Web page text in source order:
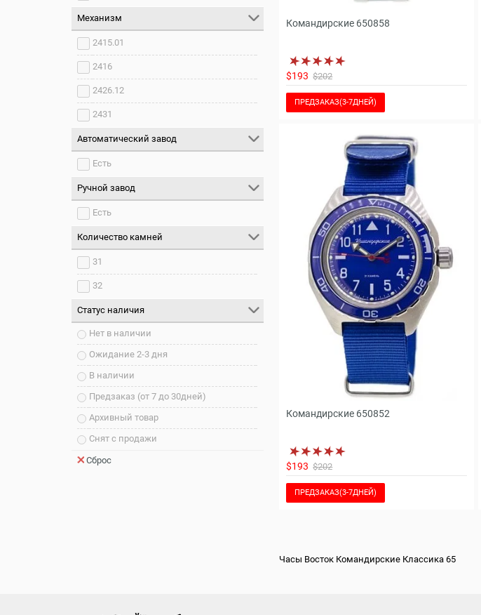
Механизм
2415.01
2416
2426.12
2431
Автоматический завод
Есть
Ручной завод
Есть
Количество камней
31
32
Статус наличия
Нет в наличии
Ожидание 2-3 дня
В наличии
Предзаказ (от 7 до 30дней)
Архивный товар
Снят с продажи
Сброс
Командирские 650858
$193 $202
ПРЕДЗАКАЗ(3-7ДНЕЙ)
Командирские 650852
$193 $202
ПРЕДЗАКАЗ(3-7ДНЕЙ)
Часы Восток Командирские Классика 65